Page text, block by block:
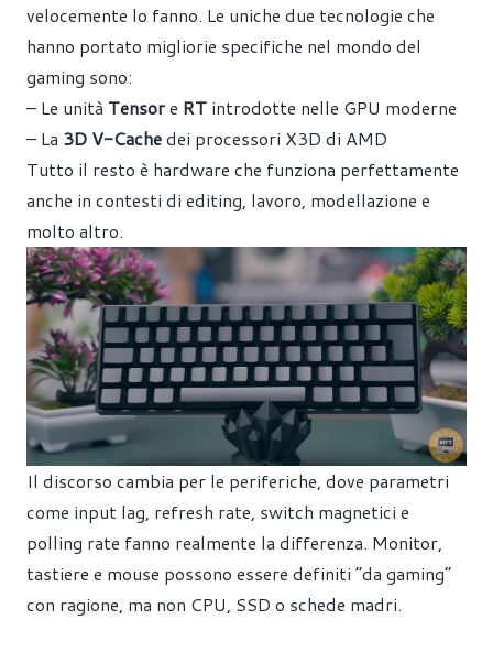
velocemente lo fanno. Le uniche due tecnologie che
hanno portato migliorie specifiche nel mondo del
gaming sono:
– Le unità Tensore RT introdotte nelle GPU moderne
– La 3D V-Cachedei processori X3D di AMD
Tutto il resto è hardware che funziona perfettamente
anche in contesti di editing, lavoro, modellazione e
molto altro.
Il discorso cambia per le periferiche, dove parametri
come input lag, refresh rate, switch magnetici e
polling rate fanno realmente la differenza. Monitor,
tastiere e mouse possono essere definiti “da gaming”
con ragione, ma non CPU, SSD o schede madri.